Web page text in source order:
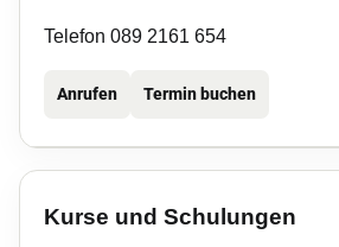
Telefon 089 2161 654
Anrufen Termin buchen
Kurse und Schulungen